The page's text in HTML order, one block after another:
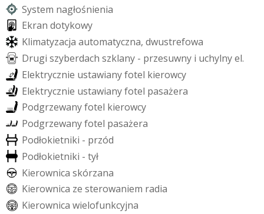
System nagłośnienia
Ekran dotykowy
Klimatyzacja automatyczna, dwustrefowa
Drugi szyberdach szklany - przesuwny i uchylnyel.
Elektrycznie ustawianyfotel kierowcy
Elektrycznie ustawianyfotel pasażera
Podgrzewanyfotel kierowcy
Podgrzewanyfotel pasażera
Podłokietniki - przód
Podłokietniki - tył
Kierownica skórzana
Kierownica ze sterowaniem radia
Kierownica wielofunkcyjna